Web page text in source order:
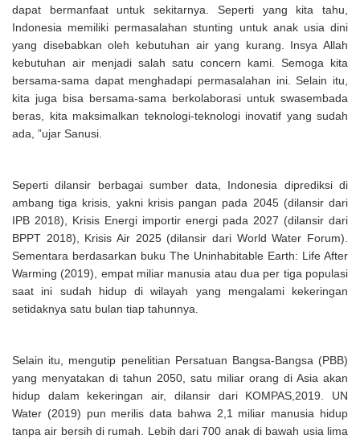
dapat bermanfaat untuk sekitarnya. Seperti yang kita tahu,
Indonesia memiliki permasalahan stunting untuk anak usia dini
yang disebabkan oleh kebutuhan air yang kurang. Insya Allah
kebutuhan air menjadi salah satu concern kami. Semoga kita
bersama-sama dapat menghadapi permasalahan ini. Selain itu,
kita juga bisa bersama-sama berkolaborasi untuk swasembada
beras, kita maksimalkan teknologi-teknologi inovatif yang sudah
ada, ”ujar Sanusi.
Seperti dilansir berbagai sumber data, Indonesia diprediksi di
ambang tiga krisis, yakni krisis pangan pada 2045 (dilansir dari
IPB 2018), Krisis Energi importir energi pada 2027 (dilansir dari
BPPT 2018), Krisis Air 2025 (dilansir dari World Water Forum).
Sementara berdasarkan buku The Uninhabitable Earth: Life After
Warming (2019), empat miliar manusia atau dua per tiga populasi
saat ini sudah hidup di wilayah yang mengalami kekeringan
setidaknya satu bulan tiap tahunnya.
Selain itu, mengutip penelitian Persatuan Bangsa-Bangsa (PBB)
yang menyatakan di tahun 2050, satu miliar orang di Asia akan
hidup dalam kekeringan air, dilansir dari KOMPAS,2019. UN
Water (2019) pun merilis data bahwa 2,1 miliar manusia hidup
tanpa air bersih di rumah. Lebih dari 700 anak di bawah usia lima